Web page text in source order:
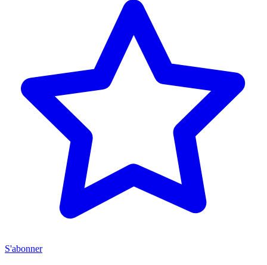
S'abonner